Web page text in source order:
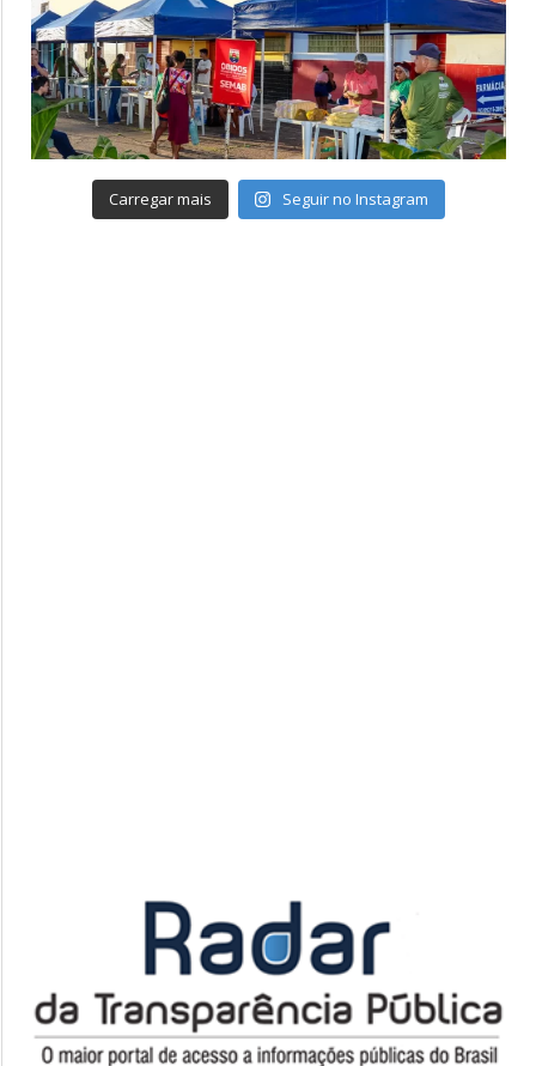
Carregar mais Seguir no Instagram